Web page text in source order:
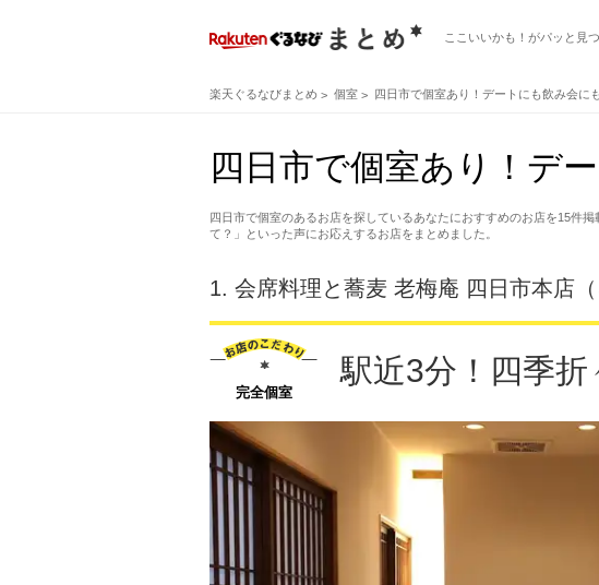
ここいいかも！がパッと見
楽天ぐるなびまとめ 個室 四日市で個室あり！デートにも飲み会に
四日市で個室あり！デ
四日市で個室のあるお店を探しているあなたにおすすめのお店を15件
て？」といった声にお応えするお店をまとめました。
1. 会席料理と蕎麦 老梅庵 四日市本店（
完全個室
駅近3分！四季